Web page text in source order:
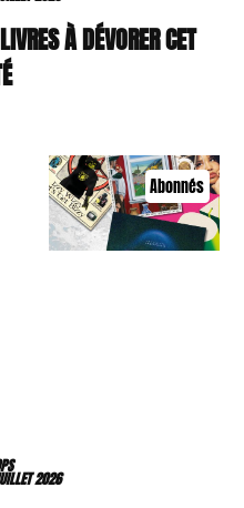
À DÉVORER CET
Abonnés
2026